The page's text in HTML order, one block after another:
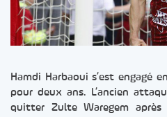
Hamdi Harbaoui s’est engagé
pour deux ans. L’ancien
quitter Zulte Waregem